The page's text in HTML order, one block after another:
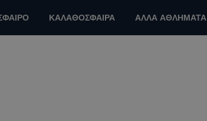
ΚΑΛΑΘΟΣΦΑΙΡΑ ΑΛΛΑ ΑΘΛΗΜΑΤΑ